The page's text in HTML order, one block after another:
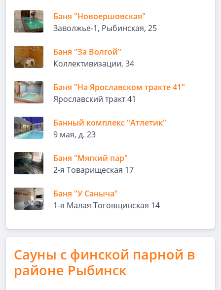
Баня "Новоершовская"
Заволжье-1, Рыбинская, 25
Баня "За Волгой"
Коллективизации, 34
Баня "На Ярославском тракте 41"
Ярославский тракт 41
Банный комплекс "Атлетик"
9 мая, д. 23
Баня "Мягкий пар"
2-я Товарищеская 17
Баня "У Саныча"
1-я Малая Тоговщинская 14
Сауны с финской парной в
районе Рыбинск